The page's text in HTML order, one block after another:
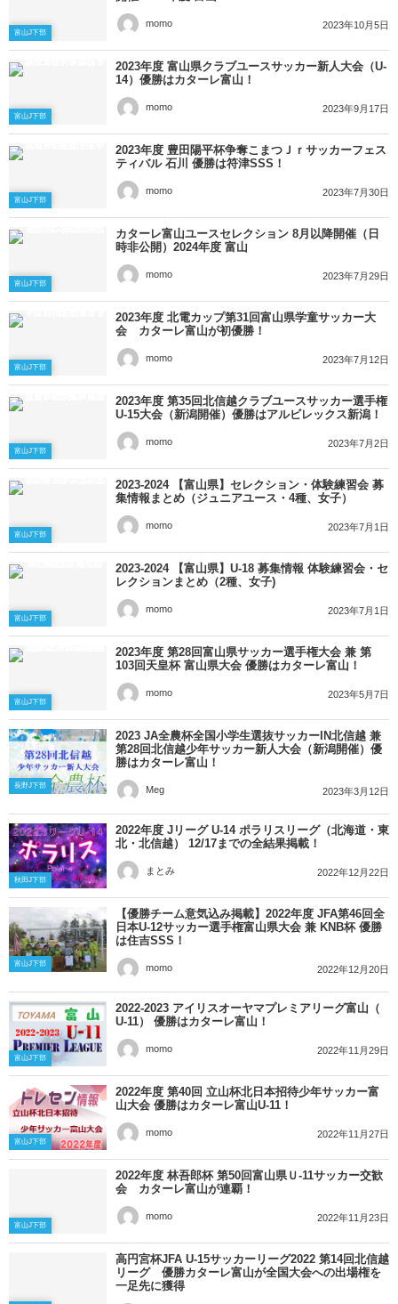
富山J下部
momo 2023年10月5日
富山J下部
2023年度 富山県クラブユースサッカー新人大会（U-
14）優勝はカターレ富山！
momo 2023年9月17日
富山J下部
2023年度 豊田陽平杯争奪こまつＪｒサッカーフェス
ティバル 石川 優勝は符津SSS！
momo 2023年7月30日
富山J下部
カターレ富山ユースセレクション 8月以降開催（日
時非公開）2024年度 富山
momo 2023年7月29日
富山J下部
2023年度 北電カップ第31回富山県学童サッカー大
会 カターレ富山が初優勝！
momo 2023年7月12日
富山J下部
2023年度 第35回北信越クラブユースサッカー選⼿権
U-15⼤会（新潟開催）優勝はアルビレックス新潟！
momo 2023年7月2日
富山J下部
2023-2024 【富山県】セレクション・体験練習会 募
集情報まとめ（ジュニアユース・4種、女子）
momo 2023年7月1日
富山J下部
2023-2024 【富山県】U-18 募集情報 体験練習会・セ
レクションまとめ（2種、女子)
momo 2023年7月1日
富山J下部
2023年度 第28回富山県サッカー選手権大会 兼 第
103回天皇杯 富山県大会 優勝はカターレ富山！
momo 2023年5月7日
長野J下部
2023 JA全農杯全国小学生選抜サッカーIN北信越 兼
第28回北信越少年サッカー新人大会（新潟開催）優
勝はカターレ富山！
Meg 2023年3月12日
秋田J下部
2022年度 Jリーグ U-14 ポラリスリーグ（北海道・東
北・北信越） 12/17までの全結果掲載！
まとみ 2022年12月22日
富山J下部
【優勝チーム意気込み掲載】2022年度 JFA第46回全
日本U-12サッカー選手権富山県大会 兼 KNB杯 優勝
は住吉SSS！
momo 2022年12月20日
富山J下部
2022‐2023 アイリスオーヤマプレミアリーグ富山（
U-11） 優勝はカターレ富山！
momo 2022年11月29日
富山J下部
2022年度 第40回 立山杯北日本招待少年サッカー富
山大会 優勝はカターレ富山U-11！
momo 2022年11月27日
富山J下部
2022年度 林吾郎杯 第50回富山県Ｕ-11サッカー交歓
会 カターレ富山が連覇！
momo 2022年11月23日
高円宮杯JFA U-15サッカーリーグ2022 第14回北信越
リーグ 優勝カターレ富山が全国大会への出場権を
一足先に獲得